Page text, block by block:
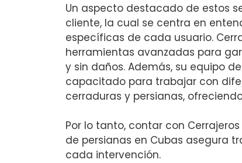
Un aspecto destacado de estos
cliente, la cual se centra en
específicas de cada usuario.
herramientas avanzadas para
y sin daños. Además, su equipo
capacitado para trabajar con
cerraduras y persianas,
Por lo tanto, contar con
de persianas en Cubas asegura
cada intervención.